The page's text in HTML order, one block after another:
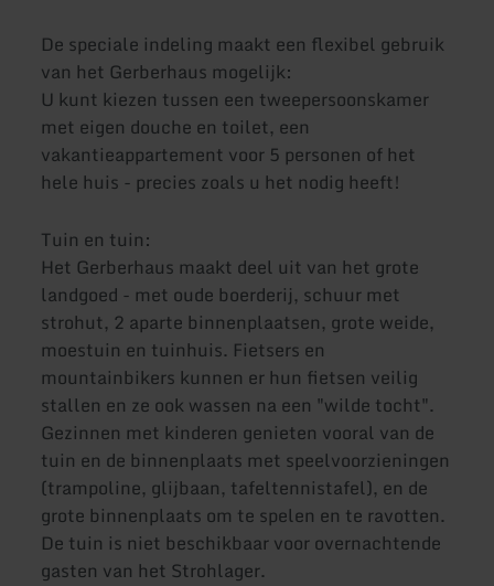
De speciale indeling maakt een flexibel gebruik
van het Gerberhaus mogelijk:
U kunt kiezen tussen een tweepersoonskamer
met eigen douche en toilet, een
vakantieappartement voor 5 personen of het
hele huis - precies zoals u het nodig heeft!
Tuin en tuin:
Het Gerberhaus maakt deel uit van het grote
landgoed - met oude boerderij, schuur met
strohut, 2 aparte binnenplaatsen, grote weide,
moestuin en tuinhuis. Fietsers en
mountainbikers kunnen er hun fietsen veilig
stallen en ze ook wassen na een "wilde tocht".
Gezinnen met kinderen genieten vooral van de
tuin en de binnenplaats met speelvoorzieningen
(trampoline, glijbaan, tafeltennistafel), en de
grote binnenplaats om te spelen en te ravotten.
De tuin is niet beschikbaar voor overnachtende
gasten van het Strohlager.